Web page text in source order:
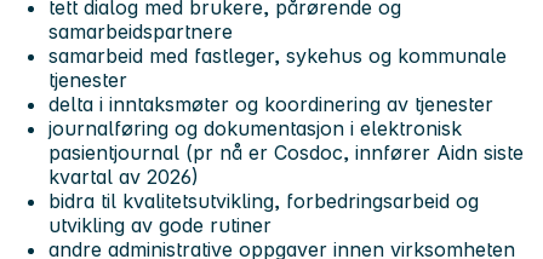
tett dialog med brukere, pårørende og
samarbeidspartnere
samarbeid med fastleger, sykehus og kommunale
tjenester
delta i inntaksmøter og koordinering av tjenester
journalføring og dokumentasjon i elektronisk
pasientjournal (pr nå er Cosdoc, innfører Aidn siste
kvartal av 2026)
bidra til kvalitetsutvikling, forbedringsarbeid og
utvikling av gode rutiner
andre administrative oppgaver innen virksomheten